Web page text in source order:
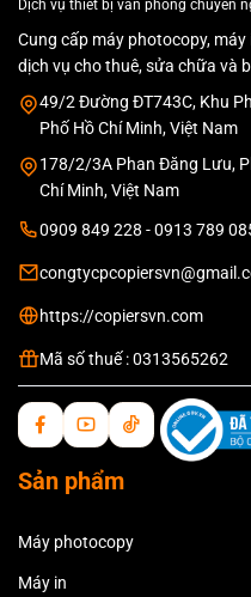
Dịch vụ thiết bị văn phòng chuyên
Cung cấp máy photocopy,
dịch vụ cho thuê, sửa chữa và
49/2 Đường ĐT743C, Khu
Phố Hồ Chí Minh, Việt Nam
178/2/3A Phan Đăng Lưu,
Chí Minh, Việt Nam
0909 849 228 - 0913 789
https://copiersvn.com
Mã số thuế : 0313565262
Sản phẩm
Máy photocopy
Máy in